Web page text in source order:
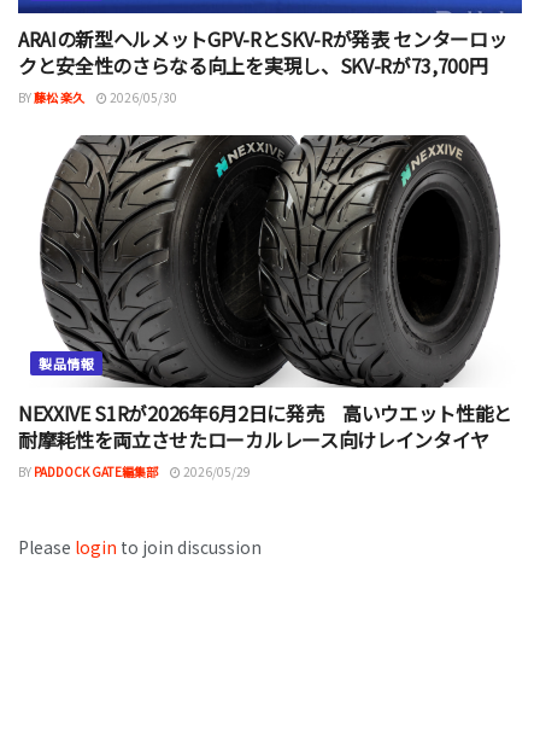
ARAIの新型ヘルメットGPV-RとSKV-Rが発表 センターロッ
クと安全性のさらなる向上を実現し、SKV-Rが73,700円
BY藤松 楽久 2026/05/30
製品情報
NEXXIVE S1Rが2026年6月2日に発売 高いウエット性能と
耐摩耗性を両立させたローカルレース向けレインタイヤ
BY PADDOCK GATE編集部 2026/05/29
Please login to join discussion